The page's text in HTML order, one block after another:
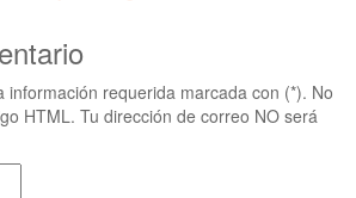
información requerida marcada con (*). No
HTML. Tu dirección de correo NO será